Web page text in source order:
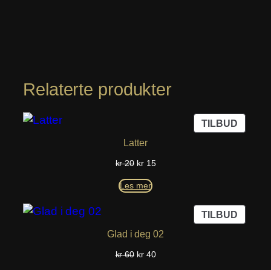
Relaterte produkter
TILBUD
PÅ
Latter
kr20 Opprinnelig
var:
kr15Nåværende
Les mer
TILBUD
PÅ
Glad i deg 02
kr60 Opprinnelig
kr40Nåværende